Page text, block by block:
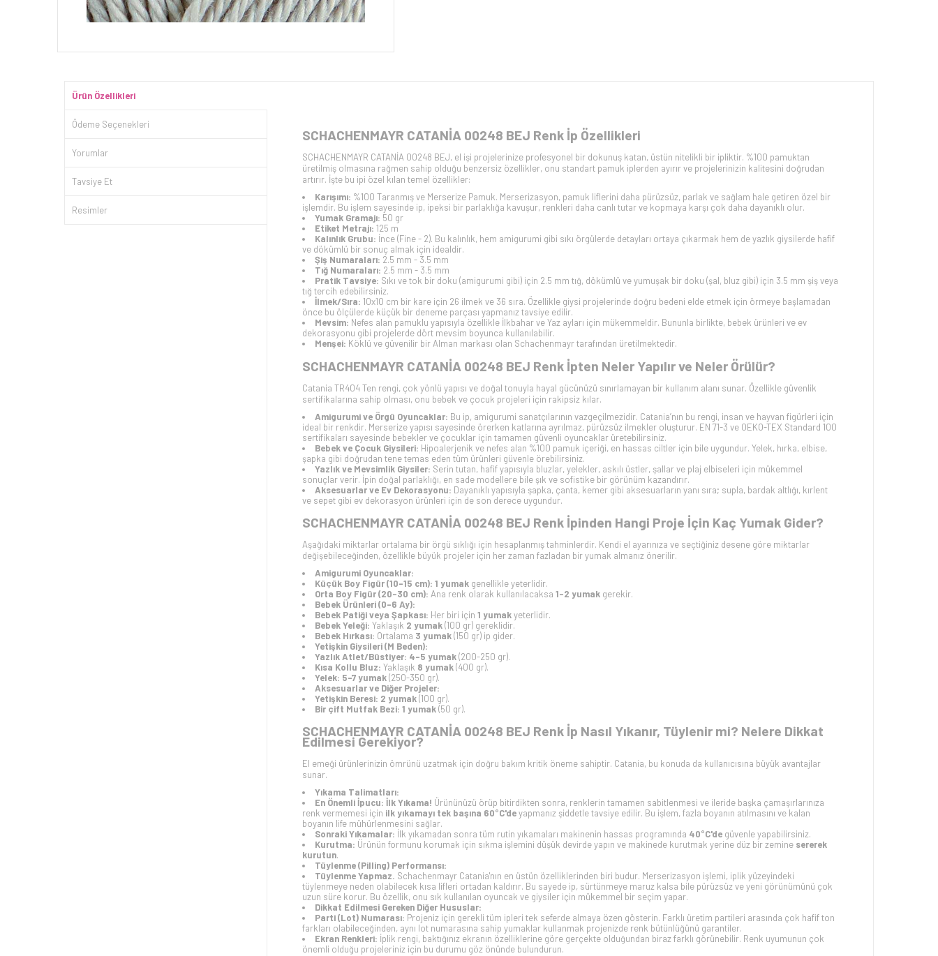
Ürün Özellikleri
Ödeme Seçenekleri
Yorumlar
Tavsiye Et
Resimler
SCHACHENMAYR CATANİA 00248 BEJ Renk İp Özellikleri
SCHACHENMAYR CATANİA 00248 BEJ, el işi projelerinize profesyonel bir dokunuş katan, üstün nitelikli bir ipliktir. %100 pamuktan
üretilmiş olmasına rağmen sahip olduğu benzersiz özellikler, onu standart pamuk iplerden ayırır ve projelerinizin kalitesini doğrudan
artırır. İşte bu ipi özel kılan temel özellikler:
Karışımı: %100 Taranmış ve Merserize Pamuk. Merserizasyon, pamuk liflerini daha pürüzsüz, parlak ve sağlam hale getiren özel bir
işlemdir. Bu işlem sayesinde ip, ipeksi bir parlaklığa kavuşur, renkleri daha canlı tutar ve kopmaya karşı çok daha dayanıklı olur.
Yumak Gramajı: 50 gr
Etiket Metrajı: 125 m
Kalınlık Grubu: İnce (Fine - 2). Bu kalınlık, hem amigurumi gibi sıkı örgülerde detayları ortaya çıkarmak hem de yazlık giysilerde hafif
ve dökümlü bir sonuç almak için idealdir.
Şiş Numaraları: 2.5 mm - 3.5 mm
Tığ Numaraları: 2.5 mm - 3.5 mm
Pratik Tavsiye: Sıkı ve tok bir doku (amigurumi gibi) için 2.5 mm tığ, dökümlü ve yumuşak bir doku (şal, bluz gibi) için 3.5 mm şiş veya
tığ tercih edebilirsiniz.
İlmek/Sıra: 10x10 cm bir kare için 26 ilmek ve 36 sıra. Özellikle giysi projelerinde doğru bedeni elde etmek için örmeye başlamadan
önce bu ölçülerde küçük bir deneme parçası yapmanız tavsiye edilir.
Mevsim: Nefes alan pamuklu yapısıyla özellikle İlkbahar ve Yaz ayları için mükemmeldir. Bununla birlikte, bebek ürünleri ve ev
dekorasyonu gibi projelerde dört mevsim boyunca kullanılabilir.
Menşei: Köklü ve güvenilir bir Alman markası olan Schachenmayr tarafından üretilmektedir.
SCHACHENMAYR CATANİA 00248 BEJ Renk İpten Neler Yapılır ve Neler Örülür?
Catania TR404 Ten rengi, çok yönlü yapısı ve doğal tonuyla hayal gücünüzü sınırlamayan bir kullanım alanı sunar. Özellikle güvenlik
sertifikalarına sahip olması, onu bebek ve çocuk projeleri için rakipsiz kılar.
Amigurumi ve Örgü Oyuncaklar: Bu ip, amigurumi sanatçılarının vazgeçilmezidir. Catania’nın bu rengi, insan ve hayvan figürleri için
ideal bir renkdir. Merserize yapısı sayesinde örerken katlarına ayrılmaz, pürüzsüz ilmekler oluşturur. EN 71-3 ve OEKO-TEX Standard 100
sertifikaları sayesinde bebekler ve çocuklar için tamamen güvenli oyuncaklar üretebilirsiniz.
Bebek ve Çocuk Giysileri: Hipoalerjenik ve nefes alan %100 pamuk içeriği, en hassas ciltler için bile uygundur. Yelek, hırka, elbise,
şapka gibi doğrudan tene temas eden tüm ürünleri güvenle örebilirsiniz.
Yazlık ve Mevsimlik Giysiler: Serin tutan, hafif yapısıyla bluzlar, yelekler, askılı üstler, şallar ve plaj elbiseleri için mükemmel
sonuçlar verir. İpin doğal parlaklığı, en sade modellere bile şık ve sofistike bir görünüm kazandırır.
Aksesuarlar ve Ev Dekorasyonu: Dayanıklı yapısıyla şapka, çanta, kemer gibi aksesuarların yanı sıra; supla, bardak altlığı, kırlent
ve sepet gibi ev dekorasyon ürünleri için de son derece uygundur.
SCHACHENMAYR CATANİA 00248 BEJ Renk İpinden Hangi Proje İçin Kaç Yumak Gider?
Aşağıdaki miktarlar ortalama bir örgü sıklığı için hesaplanmış tahminlerdir. Kendi el ayarınıza ve seçtiğiniz desene göre miktarlar
değişebileceğinden, özellikle büyük projeler için her zaman fazladan bir yumak almanız önerilir.
Amigurumi Oyuncaklar:
Küçük Boy Figür (10-15 cm): 1 yumak genellikle yeterlidir.
Orta Boy Figür (20-30 cm): Ana renk olarak kullanılacaksa 1-2 yumak gerekir.
Bebek Ürünleri (0-6 Ay):
Bebek Patiği veya Şapkası: Her biri için 1 yumakyeterlidir.
Bebek Yeleği: Yaklaşık 2 yumak(100 gr) gereklidir.
Bebek Hırkası: Ortalama 3 yumak(150 gr) ip gider.
Yetişkin Giysileri (M Beden):
Yazlık Atlet/Büstiyer: 4-5 yumak(200-250 gr).
Kısa Kollu Bluz: Yaklaşık 8 yumak(400 gr).
Yelek: 5-7 yumak(250-350 gr).
Aksesuarlar ve Diğer Projeler:
Yetişkin Beresi: 2 yumak(100 gr).
Bir çift Mutfak Bezi: 1 yumak(50 gr).
SCHACHENMAYR CATANİA 00248 BEJ Renk İp Nasıl Yıkanır, Tüylenir mi? Nelere Dikkat
Edilmesi Gerekiyor?
El emeği ürünlerinizin ömrünü uzatmak için doğru bakım kritik öneme sahiptir. Catania, bu konuda da kullanıcısına büyük avantajlar
sunar.
Yıkama Talimatları:
En Önemli İpucu: İlk Yıkama! Ürününüzü örüp bitirdikten sonra, renklerin tamamen sabitlenmesi ve ileride başka çamaşırlarınıza
renk vermemesi için ilk yıkamayı tek başına 60°C'deyapmanız şiddetle tavsiye edilir. Bu işlem, fazla boyanın atılmasını ve kalan
boyanın life mühürlenmesini sağlar.
Sonraki Yıkamalar: İlk yıkamadan sonra tüm rutin yıkamaları makinenin hassas programında 40°C'de güvenle yapabilirsiniz.
Kurutma: Ürünün formunu korumak için sıkma işlemini düşük devirde yapın ve makinede kurutmak yerine düz bir zemine sererek
kurutun.
Tüylenme (Pilling) Performansı:
Tüylenme Yapmaz. Schachenmayr Catania'nın en üstün özelliklerinden biri budur. Merserizasyon işlemi, iplik yüzeyindeki
tüylenmeye neden olabilecek kısa lifleri ortadan kaldırır. Bu sayede ip, sürtünmeye maruz kalsa bile pürüzsüz ve yeni görünümünü çok
uzun süre korur. Bu özellik, onu sık kullanılan oyuncak ve giysiler için mükemmel bir seçim yapar.
Dikkat Edilmesi Gereken Diğer Hususlar:
Parti (Lot) Numarası: Projeniz için gerekli tüm ipleri tek seferde almaya özen gösterin. Farklı üretim partileri arasında çok hafif ton
farkları olabileceğinden, aynı lot numarasına sahip yumaklar kullanmak projenizde renk bütünlüğünü garantiler.
Ekran Renkleri: İplik rengi, baktığınız ekranın özelliklerine göre gerçekte olduğundan biraz farklı görünebilir. Renk uyumunun çok
önemli olduğu projeleriniz için bu durumu göz önünde bulundurun.